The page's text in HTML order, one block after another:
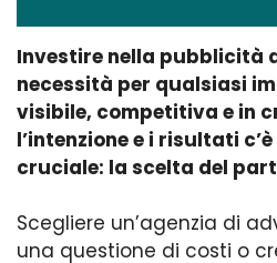
Investire nella pubblicità
necessità per qualsiasi
visibile, competitiva e in
l’intenzione e i risultati
cruciale: la scelta del
Scegliere un’agenzia di
una questione di costi o